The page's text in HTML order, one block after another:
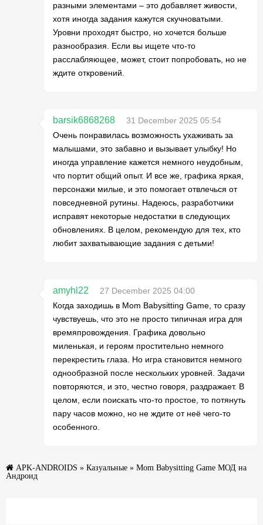
разными элементами – это добавляет живости,
хотя иногда задания кажутся скучноватыми.
Уровни проходят быстро, но хочется больше
разнообразия. Если вы ищете что-то
расслабляющее, может, стоит попробовать, но не
ждите откровений.
barsik6868268
31 December 2025 05:54
Очень понравилась возможность ухаживать за
малышами, это забавно и вызывает улыбку! Но
иногда управление кажется немного неудобным,
что портит общий опыт. И все же, графика яркая,
персонажи милые, и это помогает отвлечься от
повседневной рутины. Надеюсь, разработчики
исправят некоторые недостатки в следующих
обновлениях. В целом, рекомендую для тех, кто
любит захватывающие задания с детьми!
amyhl22
27 December 2025 04:00
Когда заходишь в Mom Babysitting Game, то сразу
чувствуешь, что это не просто типичная игра для
времяпровождения. Графика довольно
миленькая, и героям простительно немного
перекрестить глаза. Но игра становится немного
однообразной после нескольких уровней. Задачи
повторяются, и это, честно говоря, раздражает. В
целом, если поискать что-то простое, то потянуть
пару часов можно, но не ждите от неё чего-то
особенного.
APK-ANDROIDS » Казуальные » Mom Babysitting Game МОД на
Андроид